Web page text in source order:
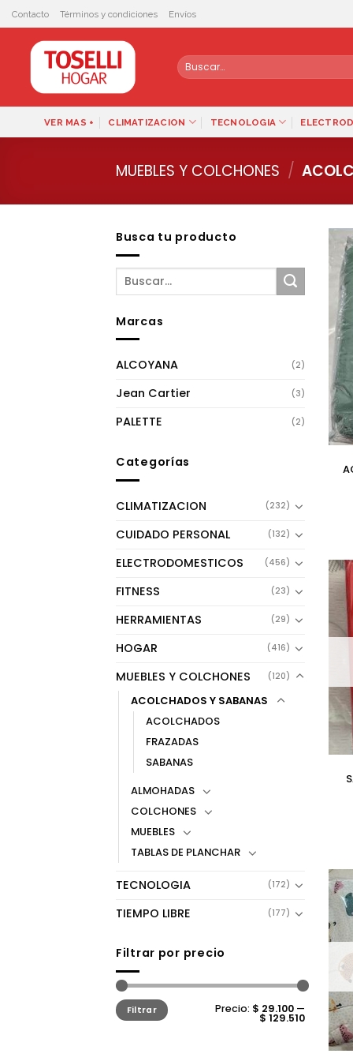
Skip
to
content
Contacto Términos y condiciones Envíos
Buscar
por:
VER MAS + CLIMATIZACION TECNOLOGIA
MUEBLES Y COLCHONES /
Busca tu producto
Marcas
ALCOYANA (2)
Jean Cartier (3)
PALETTE (2)
Categorías
CLIMATIZACION (232)
CUIDADO PERSONAL (132)
ELECTRODOMESTICOS (456)
FITNESS (23)
HERRAMIENTAS (29)
HOGAR (416)
MUEBLES Y COLCHONES (120)
ACOLCHADOS Y SABANAS
ACOLCHADOS
FRAZADAS
SABANAS
ALMOHADAS
COLCHONES
MUEBLES
TABLAS DE PLANCHAR
TECNOLOGIA (172)
TIEMPO LIBRE (177)
Filtrar por precio
Precio
mínimo
Precio
máximo
Filtrar Precio: $ 29.100 —
$ 129.510